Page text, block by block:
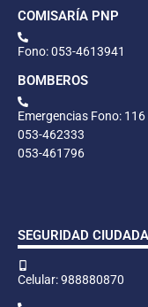
COMISARÍA PNP
Fono: 053-4613941
BOMBEROS
Emergencias Fono: 116
053-462333
053-461796
SEGURIDAD
Celular: 988880870